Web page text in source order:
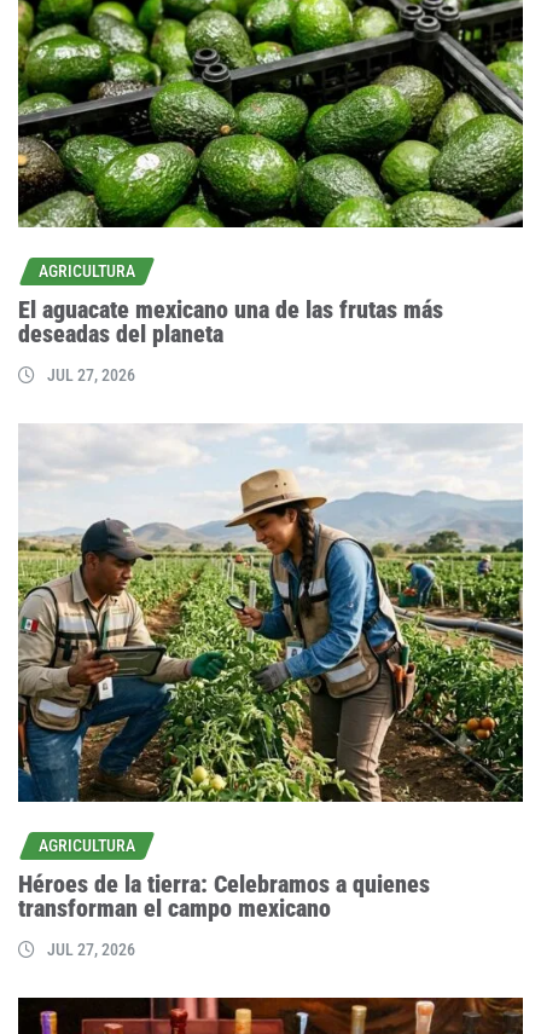
AGRICULTURA
El aguacate mexicano una de las frutas más
deseadas del planeta
JUL 27, 2026
AGRICULTURA
Héroes de la tierra: Celebramos a quienes
transforman el campo mexicano
JUL 27, 2026